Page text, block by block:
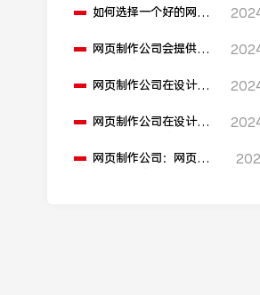
如何选择一个好的网页
网页制作公司会提供哪
网页制作公司在设计网
网页制作公司在设计网
则？
网页制作公司：网页制